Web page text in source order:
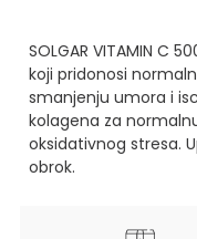
SOLGAR VITAMIN C
koji pridonosi
smanjenju umora i
kolagena za
oksidativnog stresa.
obrok.